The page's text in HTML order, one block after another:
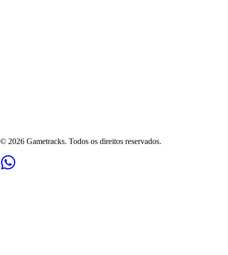
© 2026 Gametracks. Todos os direitos reservados.